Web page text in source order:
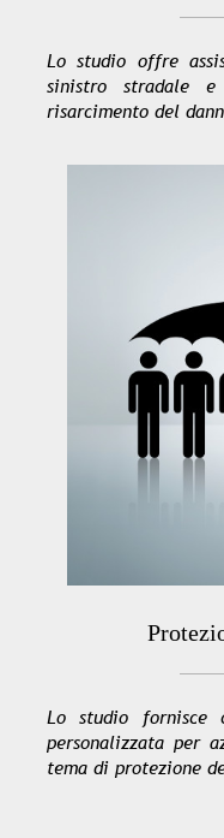
Lo studio offre
sinistro stradale
risarcimento del
Lo studio fornisce
personalizzata per
tema di protezione